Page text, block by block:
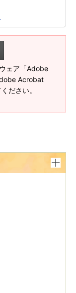
ェア「Adobe
Acrobat
ださい。